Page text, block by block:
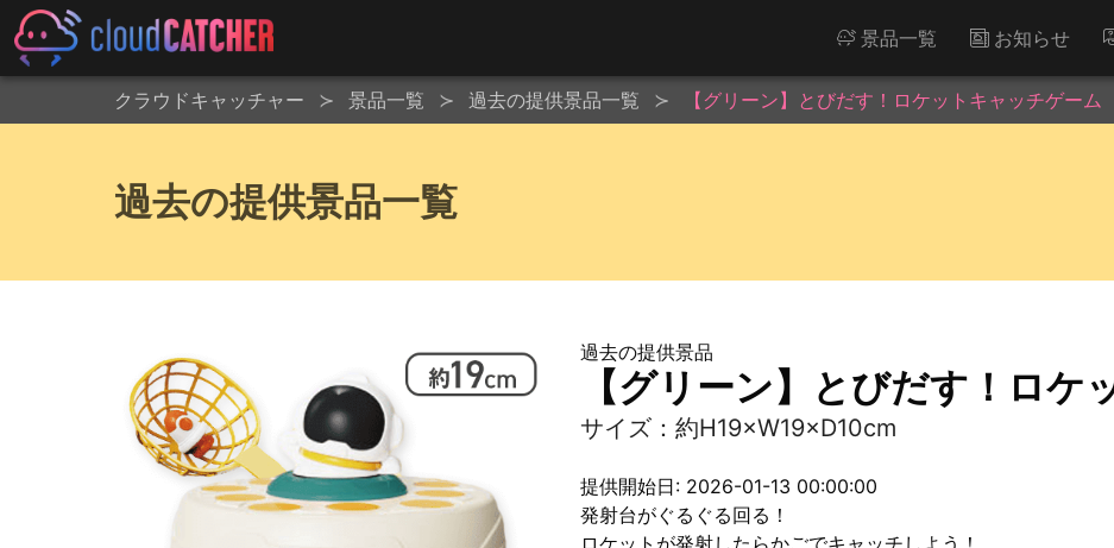
景品一覧 お知らせ
クラウドキャッチャー 景品一覧 過去の提供景品一覧 【グリーン】とびだす！ロケットキャッチゲーム
過去の提供景品一覧
過去の提供景品
【グリーン】とびだす！ロケ
サイズ：約H19×W19×D10cm
提供開始日: 2026-01-13 00:00:00
発射台がぐるぐる回る！
ロケットが発射したらかごでキャッチしよう！